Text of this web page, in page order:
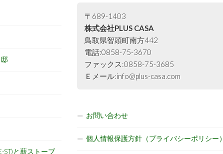
ST)と薪ストーブ
〒689-1403
株式会社PLUS CASA
鳥取県智頭町南方442
電話:0858-75-3670
ファックス:0858-75-3685
Ｅメール:info@plus-casa.com
お問い合わせ
個人情報保護方針（プライバシーポリシー）